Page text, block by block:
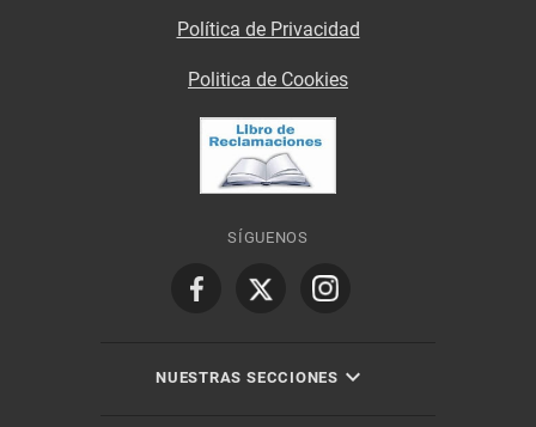
Política de Privacidad
Politica de Cookies
SÍGUENOS
NUESTRAS SECCIONES